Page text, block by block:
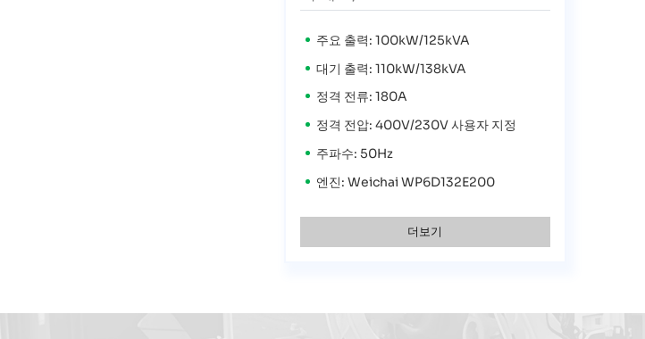
주요 출력: 100kW/125kVA
대기 출력: 110kW/138kVA
정격 전류: 180A
정격 전압: 400V/230V 사용자 지정
주파수: 50Hz
엔진: Weichai WP6D132E200
더보기